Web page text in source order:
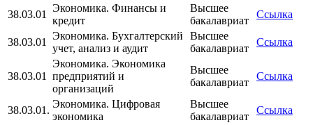
38.03.01
Экономика. Финансы и
кредит
Высшее
бакалавриат
Ссылка
38.03.01
Экономика. Бухгалтерский
учет, анализ и аудит
Высшее
бакалавриат
Ссылка
38.03.01
Экономика. Экономика
предприятий и
организаций
Высшее
бакалавриат
Ссылка
38.03.01.
Экономика. Цифровая
экономика
Высшее
бакалавриат
Ссылка